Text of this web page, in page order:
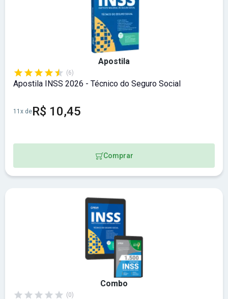
Apostila
(6)
Apostila INSS 2026 - Técnico do Seguro Social
11x deR$ 10,45
Comprar
Combo
(0)